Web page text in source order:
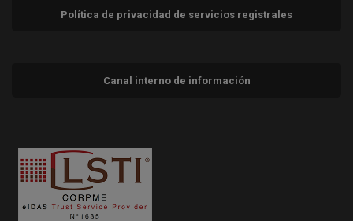
Política de privacidad de servicios registrales
Canal interno de información